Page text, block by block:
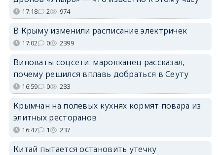
17:18 2 974
В Крыму изменили расписание электричек
17:02 0 2399
Виноваты соцсети: марокканец рассказал,
почему решился вплавь добраться в Сеуту
16:59 0 233
Крымчан на полевых кухнях кормят повара из
элитных ресторанов
16:47 1 237
Китай пытается остановить утечку